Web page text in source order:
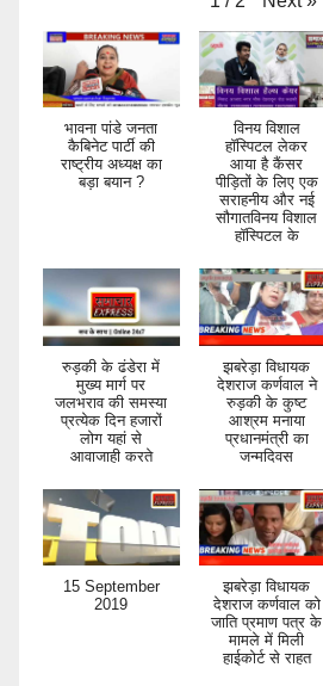
भावना पांडे जनता
कैबिनेट पार्टी की
राष्ट्रीय अध्यक्ष का
बड़ा बयान ?
विनय विशाल
हॉस्पिटल लेकर
आया है कैंसर
पीड़ितों के लिए एक
सराहनीय और नई
सौगातविनय विशाल
हॉस्पिटल के
रुड़की के ढंडेरा में
मुख्य मार्ग पर
जलभराव की समस्या
प्रत्येक दिन हजारों
लोग यहां से
आवाजाही करते
झबरेड़ा विधायक
देशराज कर्णवाल ने
रुड़की के कुष्ट
आश्रम मनाया
प्रधानमंत्री का
जन्मदिवस
15 September
2019
झबरेड़ा विधायक
देशराज कर्णवाल को
जाति प्रमाण पत्र के
मामले में मिली
हाईकोर्ट से राहत